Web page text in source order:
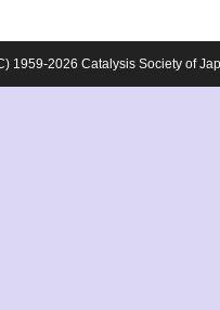
1959-2026 Catalysis Society of